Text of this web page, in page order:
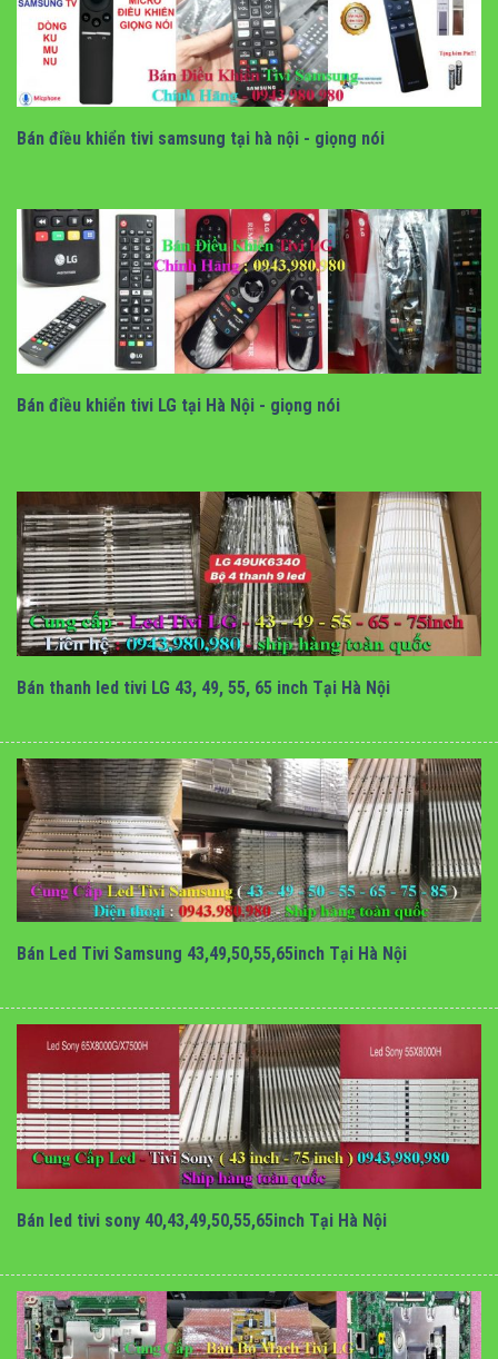
Bán điều khiển tivi samsung tại hà nội - giọng nói
Bán điều khiển tivi LG tại Hà Nội - giọng nói
Bán thanh led tivi LG 43, 49, 55, 65 inch Tại Hà Nội
Bán Led Tivi Samsung 43,49,50,55,65inch Tại Hà Nội
Bán led tivi sony 40,43,49,50,55,65inch Tại Hà Nội